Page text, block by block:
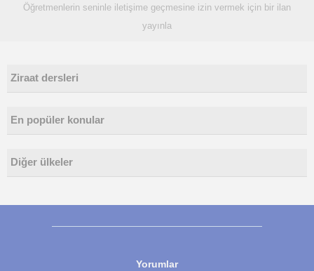
Öğretmenlerin seninle iletişime geçmesine izin vermek için bir ilan
yayınla
Ziraat dersleri
En popüler konular
Diğer ülkeler
Yorumlar